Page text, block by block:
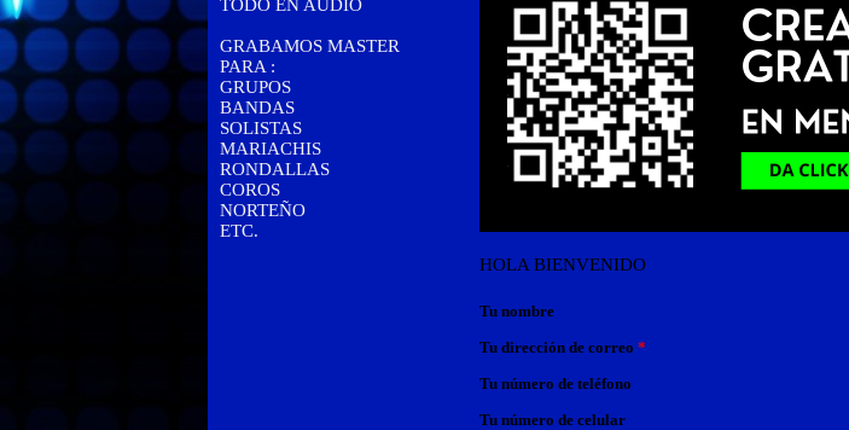
TODO EN AUDIO
GRABAMOS MASTER
PARA :
GRUPOS
BANDAS
SOLISTAS
MARIACHIS
RONDALLAS
COROS
NORTEÑO
ETC.
HOLA BIENVENIDO
Tu nombre
Tu dirección de correo *
Tu número de teléfono
Tu número de celular